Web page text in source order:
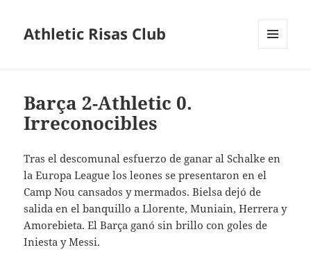
Athletic Risas Club
Barça 2-Athletic 0.
Irreconocibles
Tras el descomunal esfuerzo de ganar al Schalke en
la Europa League los leones se presentaron en el
Camp Nou cansados y mermados. Bielsa dejó de
salida en el banquillo a Llorente, Muniain, Herrera y
Amorebieta. El Barça ganó sin brillo con goles de
Iniesta y Messi.